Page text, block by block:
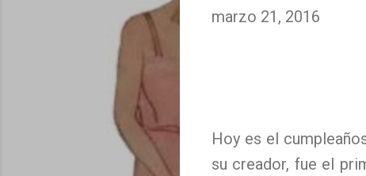
marzo 21, 2016
Hoy es el
su creador, fue el